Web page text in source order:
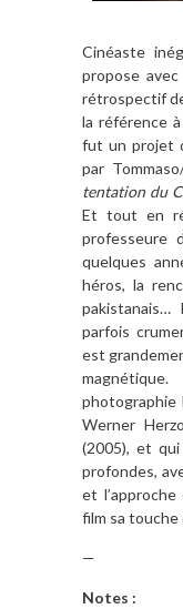
Cinéaste
propose avec
rétrospectif
la référence
fut un projet
par
tentation du
Et tout en
professeure
quelques
héros, la
parfois
est
photographie
Werner
(2005), et
profondes,
et
film sa
—
Notes :